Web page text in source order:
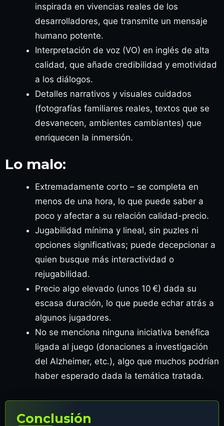
inspirada en vivencias reales de los
desarrolladores, que transmite un mensaje
humano potente.
Interpretación de voz (VO) en inglés de alta
calidad, que añade credibilidad y emotividad
a los diálogos.
Detalles narrativos y visuales cuidados
(fotografías familiares reales, textos que se
desvanecen, ambientes cambiantes) que
enriquecen la inmersión.
Lo malo:
Extremadamente corto – se completa en
menos de una hora, lo que puede saber a
poco y afectar a su relación calidad-precio.
Jugabilidad mínima y lineal, sin puzles ni
opciones significativas; puede decepcionar a
quien busque más interactividad o
rejugabilidad.
Precio algo elevado (unos 10 €) dada su
escasa duración, lo que puede echar atrás a
algunos jugadores.
No se menciona ninguna iniciativa benéfica
ligada al juego (donaciones a investigación
del Alzheimer, etc.), algo que muchos podrían
haber esperado dada la temática tratada.
Conclusión